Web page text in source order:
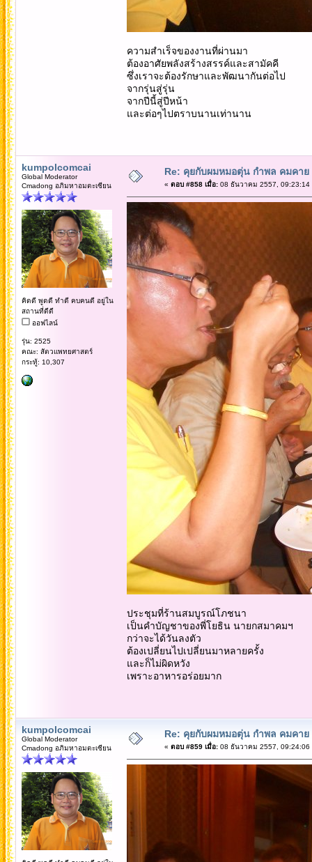
ความสำเร็จของงานที่ผ่านมา
ต้องอาศัยพลังสร้างสรรค์และสามัคคี
ซึ่งเราจะต้องรักษาและพัฒนากันต่อไป
จากรุ่นสู่รุ่น
จากปีนี้สู่ปีหน้า
และต่อๆไปตราบนานเท่านาน
kumpolcomcai
Global Moderator
Cmadong อภิมหาอมตะเซียน
คิดดี พูดดี ทำดี คบคนดี อยู่ใน
สถานที่ดีดี
ออฟไลน์
รุ่น: 2525
คณะ: สัตวแพทยศาสตร์
กระทู้: 10,307
Re: คุยกับผมหมอตุ่น กำพล คมคาย
« ตอบ #858 เมื่อ:08 ธันวาคม 2557, 09:23:14
ประชุมที่ร้านสมบูรณ์โภชนา
เป็นคำบัญชาของพี่โยธิน นายกสมาคมฯ
กว่าจะได้วันลงตัว
ต้องเปลี่ยนไปเปลี่ยนมาหลายครั้ง
และก็ไม่ผิดหวัง
เพราะอาหารอร่อยมาก
kumpolcomcai
Global Moderator
Cmadong อภิมหาอมตะเซียน
Re: คุยกับผมหมอตุ่น กำพล คมคาย
« ตอบ #859 เมื่อ:08 ธันวาคม 2557, 09:24:06